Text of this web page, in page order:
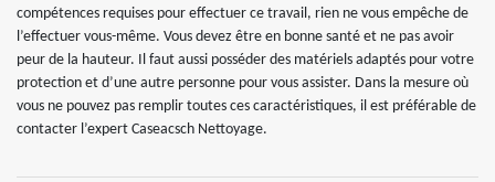
compétences requises pour effectuer ce travail, rien ne vous empêche de
l’effectuer vous-même. Vous devez être en bonne santé et ne pas avoir
peur de la hauteur. Il faut aussi posséder des matériels adaptés pour votre
protection et d’une autre personne pour vous assister. Dans la mesure où
vous ne pouvez pas remplir toutes ces caractéristiques, il est préférable de
contacter l’expert Caseacsch Nettoyage.